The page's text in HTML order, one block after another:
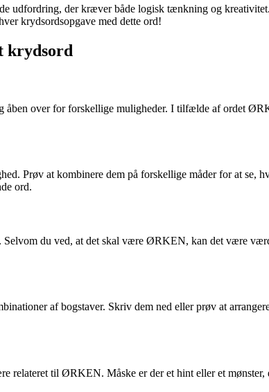
udfordring, der kræver både logisk tænkning og
krydsordsopgave med dette ord!
krydsord
åben over for forskellige muligheder. I tilfælde af ordet
Prøv at kombinere dem på forskellige måder for at
ord.
Selvom du ved, at det skal være ØRKEN, kan det være
af bogstaver. Skriv dem ned eller prøv at
relateret til ØRKEN. Måske er der et hint eller et